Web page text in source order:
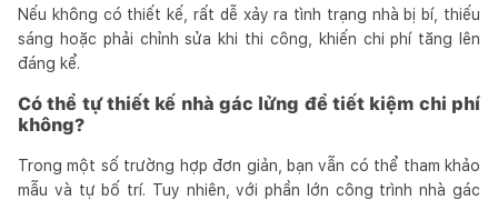
Nếu không có thiết kế, rất dễ xảy ra tình trạng nhà bị bí, thiếu
sáng hoặc phải chỉnh sửa khi thi công, khiến chi phí tăng lên
đáng kể.
Có thể tự thiết kế nhà gác lửng để tiết kiệm chi phí
không?
Trong một số trường hợp đơn giản, bạn vẫn có thể tham khảo
mẫu và tự bố trí. Tuy nhiên, với phần lớn công trình nhà gác